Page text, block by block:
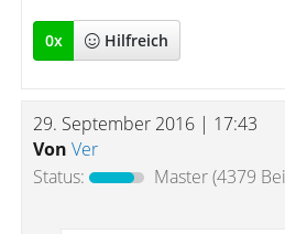
0x Hilfreich
29. September 2016 | 17:43
Von Ver
Status:
Master(4379